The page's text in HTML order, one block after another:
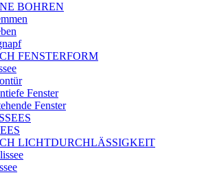
BOHREN
FENSTERFORM
Fenster
Fenster
LICHTDURCHLÄSSIGKEIT